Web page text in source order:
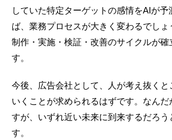
していた特定ターゲットの感情をAIが
ば、業務プロセスが大きく変わるでしょ
制作・実施・検証・改善のサイクルが確
す。
今後、広告会社として、人が考え抜くと
いくことが求められるはずです。なんだ
すが、いずれ近い未来に到来するだろう
す。